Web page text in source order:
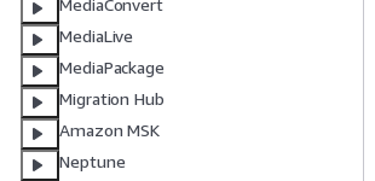
MediaConvert
MediaLive
MediaPackage
Migration Hub
Amazon MSK
Neptune